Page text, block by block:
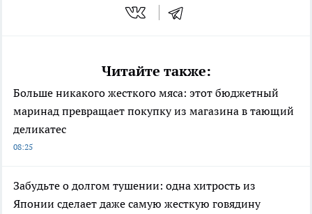
Читайте также:
Больше никакого жесткого мяса: этот бюджетный
маринад превращает покупку из магазина в тающий
деликатес
08:25
Забудьте о долгом тушении: одна хитрость из
Японии сделает даже самую жесткую говядину